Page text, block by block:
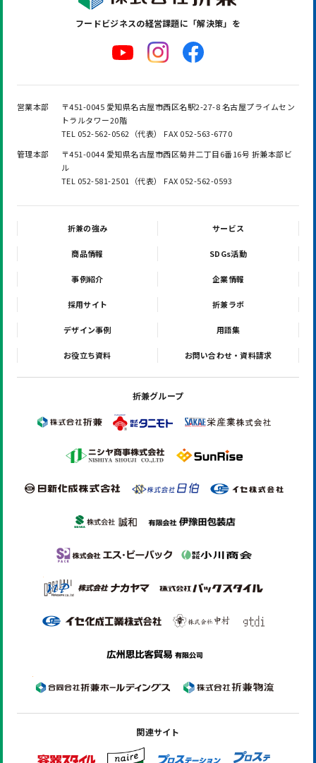
フードビジネスの経営課題に「解決策」を
営業本部
〒451-0045 愛知県名古屋市西区名駅2-27-8 名古屋プライムセン
トラルタワー20階
TEL 052-562-0562（代表） FAX 052-563-6770
管理本部
〒451-0044 愛知県名古屋市西区菊井二丁目6番16号 折兼本部ビ
ル
TEL 052-581-2501（代表） FAX 052-562-0593
折兼の強み サービス
商品情報 SDGs活動
事例紹介 企業情報
採用サイト 折兼ラボ
デザイン事例 用語集
お役立ち資料 お問い合わせ・資料請求
折兼グループ
関連サイト